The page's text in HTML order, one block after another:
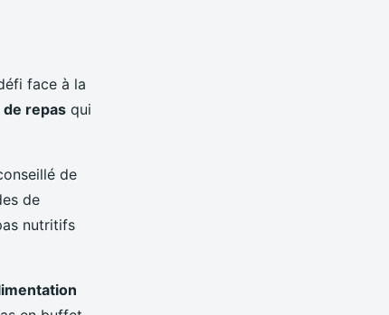
face à la
repas qui
de
de
nutritifs